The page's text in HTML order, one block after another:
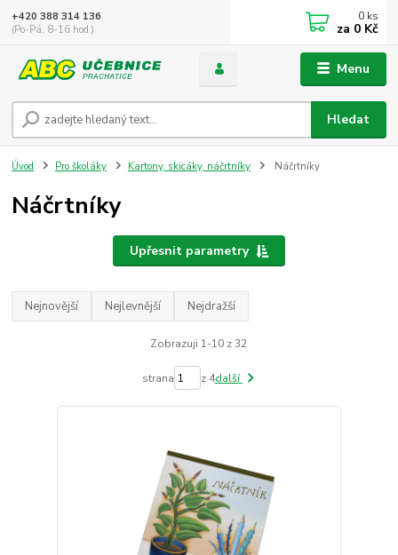
Menu
Hledat
+420 388 314 136
(Po-Pá, 8-16 hod.)
0 ks
za 0 Kč
Úvod Pro školáky Kartony, skicáky, náčrtníky Náčrtníky
Náčrtníky
Upřesnit parametry
Nejnovější Nejlevnější Nejdražší
Zobrazuji 1-10 z 32
strana z 4další